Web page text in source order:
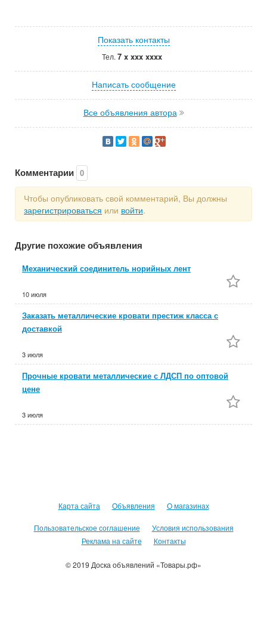
Показать контакты
Тел. 7 x xxx xxxx
Написать сообщение
Все объявления автора
Комментарии 0
Чтобы опубликовать свой комментарий, Вы должны
зарегистрироваться или войти.
Другие похожие объявления
Механический соединитель норийных лент
10 июля
Заказать металлические кровати престиж класса с
доставкой
3 июля
Прочные кровати металлические с ЛДСП по оптовой
цене
3 июля
Карта сайта Объявления О магазинах
Пользовательское соглашение
Условия использования
Реклама на сайте
Контакты
© 2019 Доска объявлений «Товары.рф»